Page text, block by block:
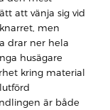
att vänja sig vid
men
drar ner hela
husägare
kring material
är både